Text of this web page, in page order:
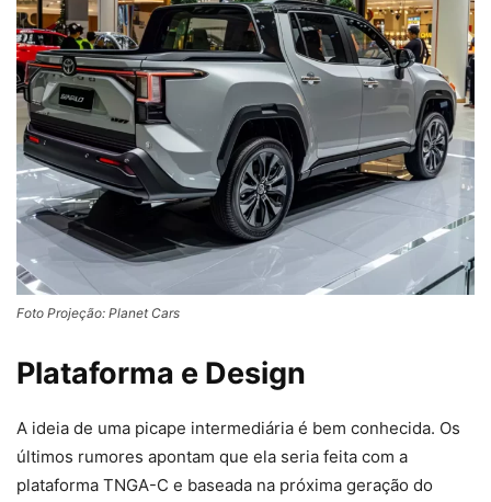
Foto Projeção: Planet Cars
Plataforma e Design
A ideia de uma picape intermediária é bem conhecida. Os
últimos rumores apontam que ela seria feita com a
plataforma TNGA-C e baseada na próxima geração do